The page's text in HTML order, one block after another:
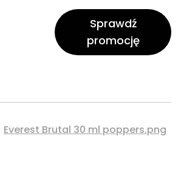
Sprawdź
promocję